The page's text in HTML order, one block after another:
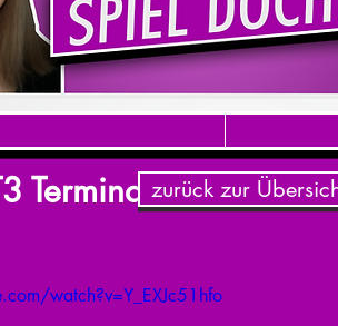
Terminal
watch?v=Y_EXJc51hfo
zurück zur